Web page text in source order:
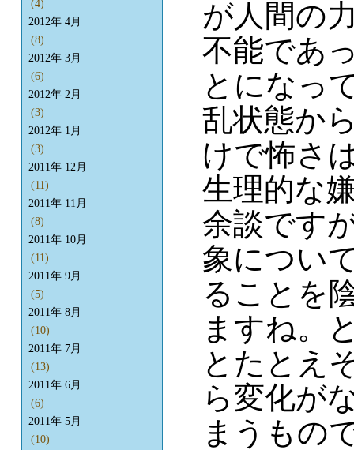
が人間の
不能であ
とになっ
乱状態か
けで怖さ
生理的な
余談です
象につい
ることを
ますね。
とたとえ
ら変化が
まうもの
(4)
2012年 4月
(8)
2012年 3月
(6)
2012年 2月
(3)
2012年 1月
(3)
2011年 12月
(11)
2011年 11月
(8)
2011年 10月
(11)
2011年 9月
(5)
2011年 8月
(10)
2011年 7月
(13)
2011年 6月
(6)
2011年 5月
(10)